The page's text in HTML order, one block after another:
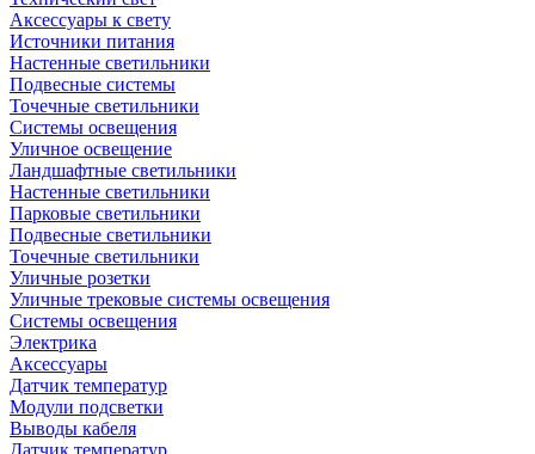
Аксессуары к свету
Источники питания
Настенные светильники
Подвесные системы
Точечные светильники
Системы освещения
Уличное освещение
Ландшафтные светильники
Настенные светильники
Парковые светильники
Подвесные светильники
Точечные светильники
Уличные розетки
Уличные трековые системы освещения
Системы освещения
Электрика
Аксессуары
Датчик температур
Модули подсветки
Выводы кабеля
Датчик температур